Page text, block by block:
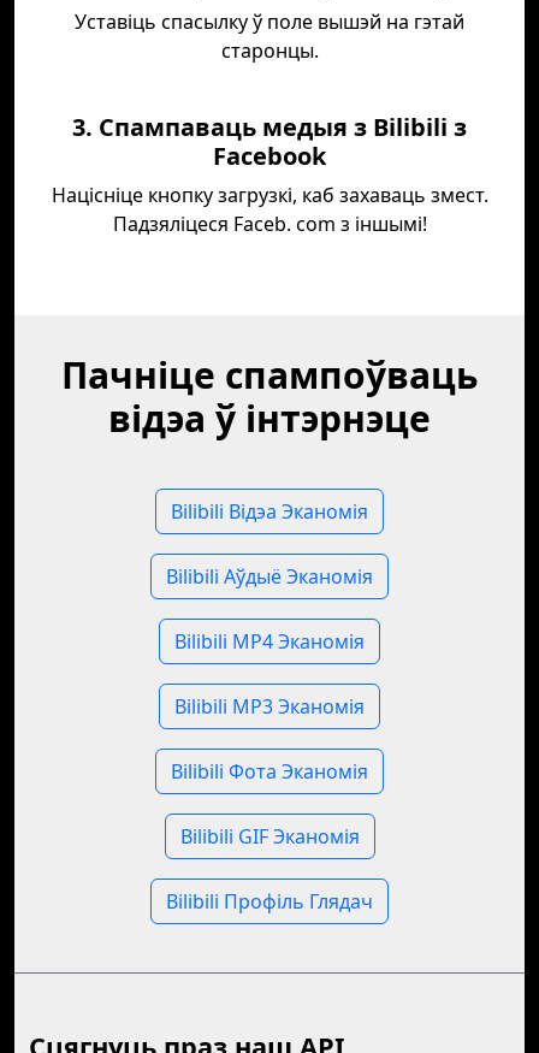
Уставіць спасылку ў поле вышэй на гэтай
старонцы.
3. Спампаваць медыя з Bilibili з
Facebook
Націсніце кнопку загрузкі, каб захаваць змест.
Падзяліцеся Faceb. com з іншымі!
Пачніце спампоўваць
відэа ў інтэрнэце
Bilibili Відэа Эканомія
Bilibili Аўдыё Эканомія
Bilibili MP4 Эканомія
Bilibili MP3 Эканомія
Bilibili Фота Эканомія
Bilibili GIF Эканомія
Bilibili Профіль Глядач